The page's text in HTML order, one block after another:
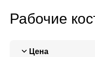
Рабочие
Цена